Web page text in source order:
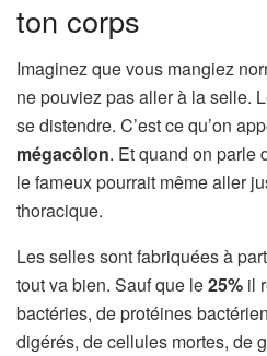
ton corps
Imaginez que vous mangiez
ne pouviez pas aller à la selle.
se distendre. C’est ce qu’on
mégacôlon. Et quand on parle
le fameux pourrait même aller
thoracique.
Les selles sont fabriquées à
tout va bien. Sauf que le25% il
bactéries, de protéines
digérés, de cellules mortes, de